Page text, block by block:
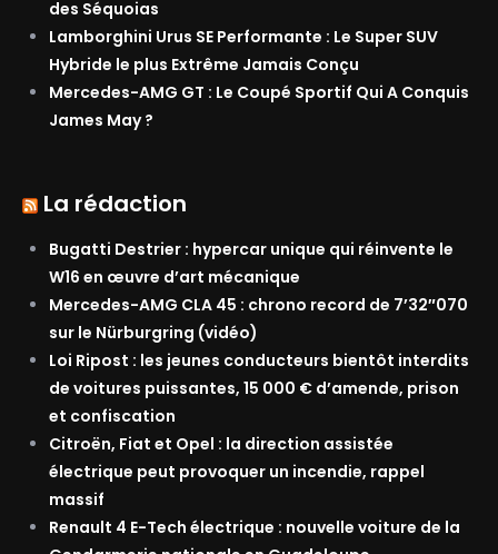
des Séquoias
Lamborghini Urus SE Performante : Le Super SUV
Hybride le plus Extrême Jamais Conçu
Mercedes-AMG GT : Le Coupé Sportif Qui A Conquis
James May ?
La rédaction
Bugatti Destrier : hypercar unique qui réinvente le
W16 en œuvre d’art mécanique
Mercedes-AMG CLA 45 : chrono record de 7’32″070
sur le Nürburgring (vidéo)
Loi Ripost : les jeunes conducteurs bientôt interdits
de voitures puissantes, 15 000 € d’amende, prison
et confiscation
Citroën, Fiat et Opel : la direction assistée
électrique peut provoquer un incendie, rappel
massif
Renault 4 E-Tech électrique : nouvelle voiture de la